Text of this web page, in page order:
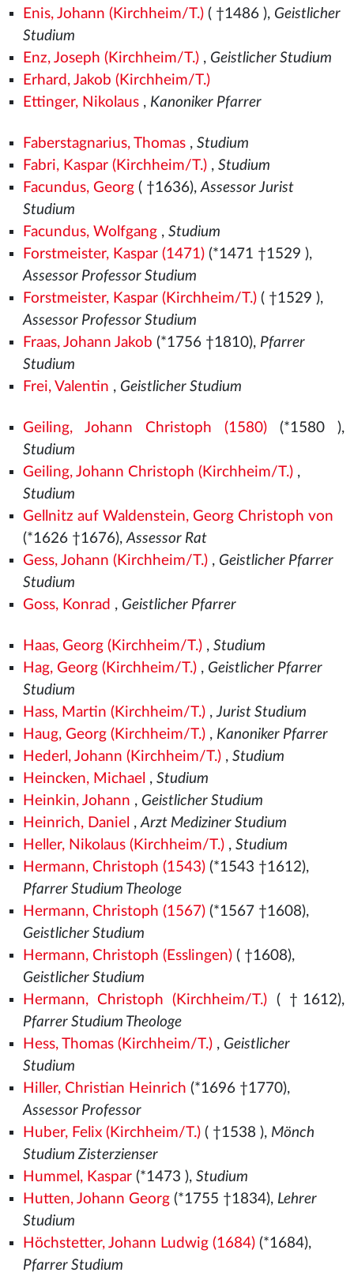
Enis, Johann (Kirchheim/T.)( †1486 ), Geistlicher
Studium
Enz, Joseph (Kirchheim/T.), Geistlicher Studium
Erhard, Jakob (Kirchheim/T.)
Ettinger, Nikolaus, Kanoniker Pfarrer
Faberstagnarius, Thomas, Studium
Fabri, Kaspar (Kirchheim/T.), Studium
Facundus, Georg( †1636),Assessor Jurist
Studium
Facundus, Wolfgang, Studium
Forstmeister, Kaspar (1471)(*1471 †1529 ),
Assessor Professor Studium
Forstmeister, Kaspar (Kirchheim/T.)( †1529 ),
Assessor Professor Studium
Fraas, Johann Jakob (*1756 †1810), Pfarrer
Studium
Frei, Valentin , Geistlicher Studium
Geiling, Johann Christoph (1580)(*1580 ),
Studium
Geiling, Johann Christoph (Kirchheim/T.),
Studium
Gellnitz auf Waldenstein, Georg Christoph von
(*1626 †1676),Assessor Rat
Gess, Johann (Kirchheim/T.), Geistlicher Pfarrer
Studium
Goss, Konrad , Geistlicher Pfarrer
Haas, Georg (Kirchheim/T.), Studium
Hag, Georg (Kirchheim/T.), Geistlicher Pfarrer
Studium
Hass, Martin (Kirchheim/T.),Jurist Studium
Haug, Georg (Kirchheim/T.), Kanoniker Pfarrer
Hederl, Johann (Kirchheim/T.), Studium
Heincken, Michael , Studium
Heinkin, Johann , Geistlicher Studium
Heinrich, Daniel ,Arzt Mediziner Studium
Heller, Nikolaus (Kirchheim/T.), Studium
Hermann, Christoph (1543)(*1543 †1612),
Pfarrer Studium Theologe
Hermann, Christoph (1567)(*1567 †1608),
Geistlicher Studium
Hermann, Christoph (Esslingen)( †1608),
Geistlicher Studium
Hermann, Christoph (Kirchheim/T.) ( †1612),
Pfarrer Studium Theologe
Hess, Thomas (Kirchheim/T.), Geistlicher
Studium
Hiller, Christian Heinrich (*1696 †1770),
Assessor Professor
Huber, Felix (Kirchheim/T.)( †1538 ), Mönch
Studium Zisterzienser
Hummel, Kaspar(*1473 ), Studium
Hutten, Johann Georg(*1755 †1834), Lehrer
Studium
Höchstetter, Johann Ludwig (1684)(*1684),
Pfarrer Studium